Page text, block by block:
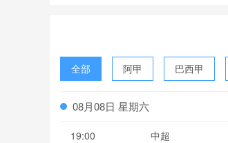
全部 阿甲 巴西甲
波黑联
08月08日 星期六
19:00 中超